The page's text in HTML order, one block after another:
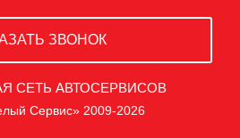
ЗВОНОК
СЕТЬ АВТОСЕРВИСОВ
Сервис» 2009-2026